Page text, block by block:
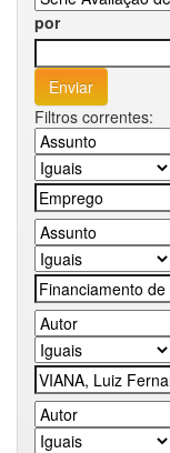
por
Filtros correntes: